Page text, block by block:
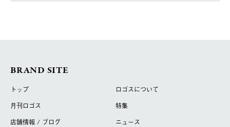
BRAND SITE
トップ
ロゴスについて
月刊ロゴス
特集
店舗情報 / ブログ
ニュース